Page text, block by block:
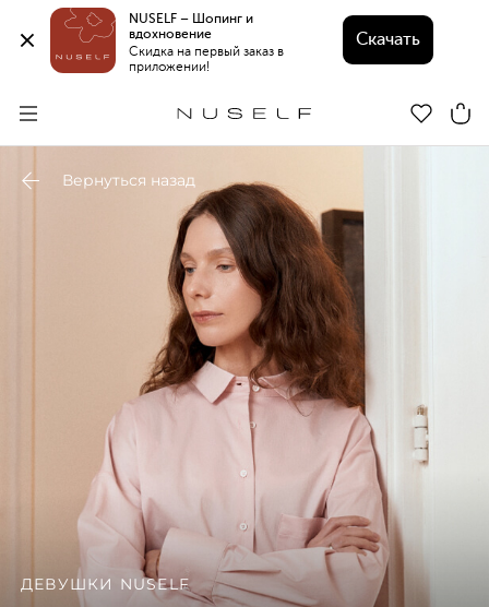
NUSELF – Шопинг и
вдохновение
Скидка на первый заказ в
приложении!
Скачать
Вернуться назад
ДЕВУШКИ NUSELF